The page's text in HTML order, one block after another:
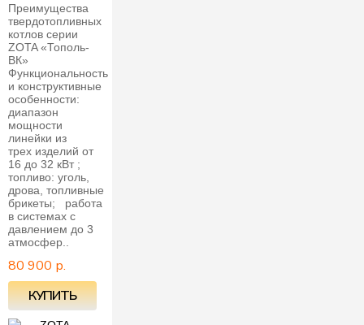
Преимущества
твердотопливных
котлов серии
ZOTA «Тополь-
ВК»
Функциональность
и конструктивные
особенности:
диапазон
мощности
линейки из
трех изделий от
16 до 32 кВт ;
топливо: уголь,
дрова, топливные
брикеты; работа
в системах с
давлением до 3
атмосфер..
80 900 р.